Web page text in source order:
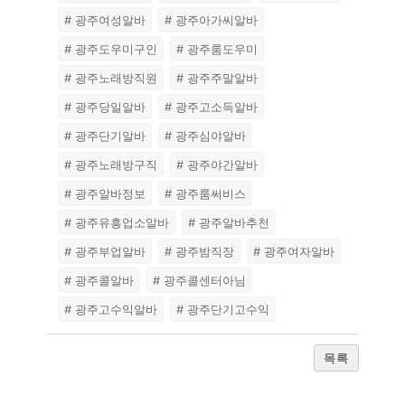
# 광주여성알바
# 광주아가씨알바
# 광주도우미구인
# 광주룸도우미
# 광주노래방직원
# 광주주말알바
# 광주당일알바
# 광주고소득알바
# 광주단기알바
# 광주심야알바
# 광주노래방구직
# 광주야간알바
# 광주알바정보
# 광주룸써비스
# 광주유흥업소알바
# 광주알바추천
# 광주부업알바
# 광주밤직장
# 광주여자알바
# 광주콜알바
# 광주콜센터아님
# 광주고수익알바
# 광주단기고수익
목록